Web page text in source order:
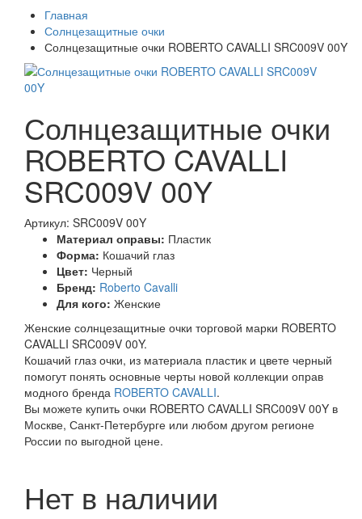
Главная
Солнцезащитные очки
Солнцезащитные очки ROBERTO CAVALLI SRC009V 00Y
Солнцезащитные очки
ROBERTO CAVALLI
SRC009V 00Y
Артикул: SRC009V 00Y
Материал оправы: Пластик
Форма: Кошачий глаз
Цвет: Черный
Бренд: Roberto Cavalli
Для кого: Женские
Женские солнцезащитные очки торговой марки ROBERTO
CAVALLI SRC009V 00Y.
Кошачий глаз очки, из материала пластик и цвете черный
помогут понять основные черты новой коллекции оправ
модного бренда ROBERTO CAVALLI.
Вы можете купить очки ROBERTO CAVALLI SRC009V 00Y в
Москве, Санкт-Петербурге или любом другом регионе
России по выгодной цене.
Нет в наличии